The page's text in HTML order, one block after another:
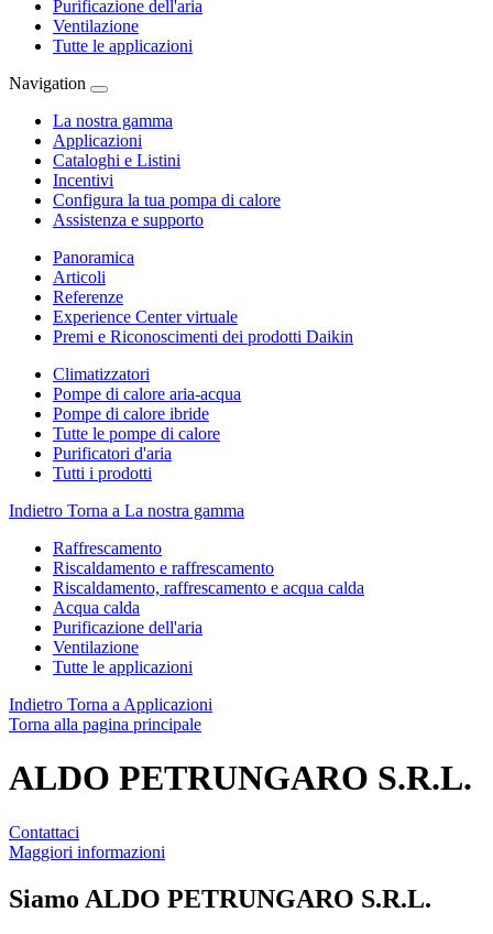
Purificazione dell'aria
Ventilazione
Tutte le applicazioni
Navigation
La nostra gamma
Applicazioni
Cataloghi e Listini
Incentivi
Configura la tua pompa di calore
Assistenza e supporto
Panoramica
Articoli
Referenze
Experience Center virtuale
Premi e Riconoscimenti dei prodotti Daikin
Climatizzatori
Pompe di calore aria-acqua
Pompe di calore ibride
Tutte le pompe di calore
Purificatori d'aria
Tutti i prodotti
Indietro Torna a La nostra gamma
Raffrescamento
Riscaldamento e raffrescamento
Riscaldamento, raffrescamento e acqua calda
Acqua calda
Purificazione dell'aria
Ventilazione
Tutte le applicazioni
Indietro Torna a Applicazioni
Torna alla pagina principale
ALDO PETRUNGARO S.R.L.
Contattaci
Maggiori informazioni
Siamo ALDO PETRUNGARO S.R.L.